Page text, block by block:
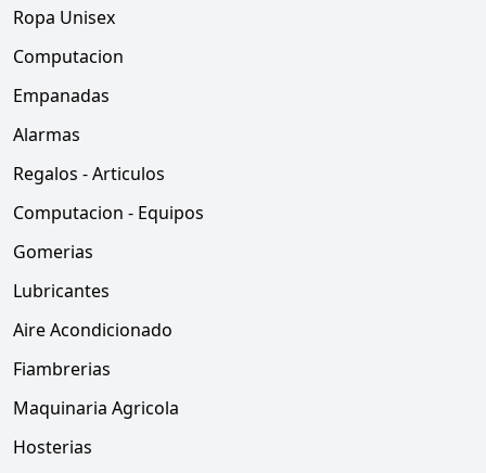
Ropa Unisex
Computacion
Empanadas
Alarmas
Regalos - Articulos
Computacion - Equipos
Gomerias
Lubricantes
Aire Acondicionado
Fiambrerias
Maquinaria Agricola
Hosterias